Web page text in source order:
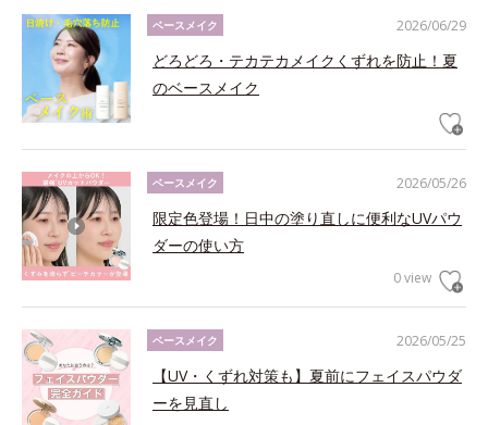
2026/06/29
ベースメイク
どろどろ・テカテカメイクくずれを防止！夏
のベースメイク
2026/05/26
ベースメイク
限定色登場！日中の塗り直しに便利なUVパウ
ダーの使い方
0 view
2026/05/25
ベースメイク
【UV・くずれ対策も】夏前にフェイスパウダ
ーを見直し